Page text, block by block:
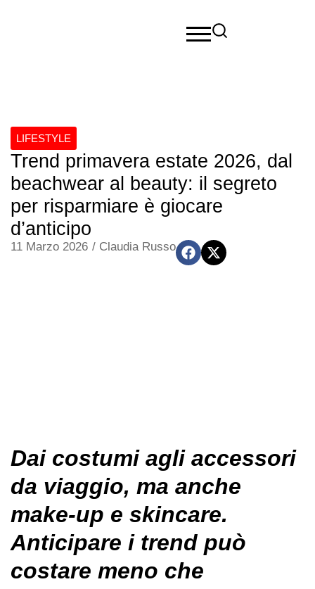
LIFESTYLE
Trend primavera estate 2026, dal
beachwear al beauty: il segreto
per risparmiare è giocare
d’anticipo
11 Marzo 2026 / Claudia Russo
Dai costumi agli accessori
da viaggio, ma anche
make-up e skincare.
Anticipare i trend può
costare meno che